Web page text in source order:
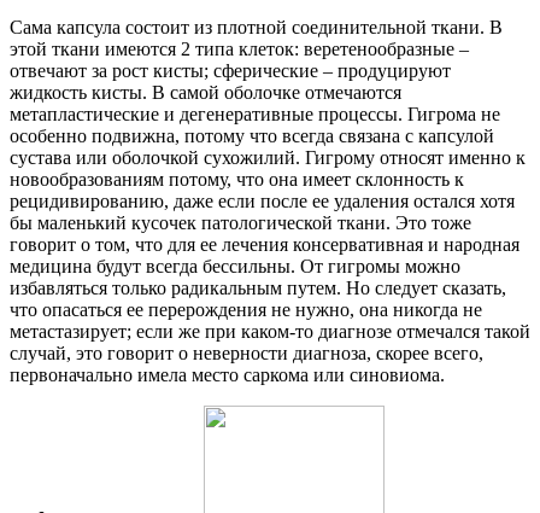
Сама капсула состоит из плотной соединительной ткани. В
этой ткани имеются 2 типа клеток: веретенообразные –
отвечают за рост кисты; сферические – продуцируют
жидкость кисты. В самой оболочке отмечаются
метапластические и дегенеративные процессы. Гигрома не
особенно подвижна, потому что всегда связана с капсулой
сустава или оболочкой сухожилий. Гигрому относят именно к
новообразованиям потому, что она имеет склонность к
рецидивированию, даже если после ее удаления остался хотя
бы маленький кусочек патологической ткани. Это тоже
говорит о том, что для ее лечения консервативная и народная
медицина будут всегда бессильны. От гигромы можно
избавляться только радикальным путем. Но следует сказать,
что опасаться ее перерождения не нужно, она никогда не
метастазирует; если же при каком-то диагнозе отмечался такой
случай, это говорит о неверности диагноза, скорее всего,
первоначально имела место саркома или синовиома.